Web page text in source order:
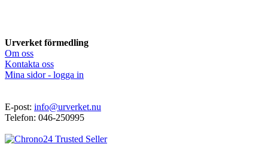
Urverket förmedling
Om oss
Kontakta oss
Mina sidor - logga in
E-post: info@urverket.nu
Telefon: 046-250995